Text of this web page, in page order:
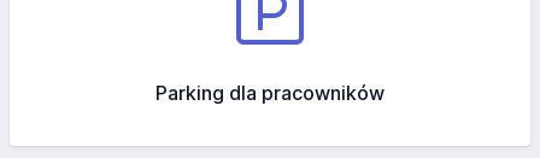
Parking dla pracowników